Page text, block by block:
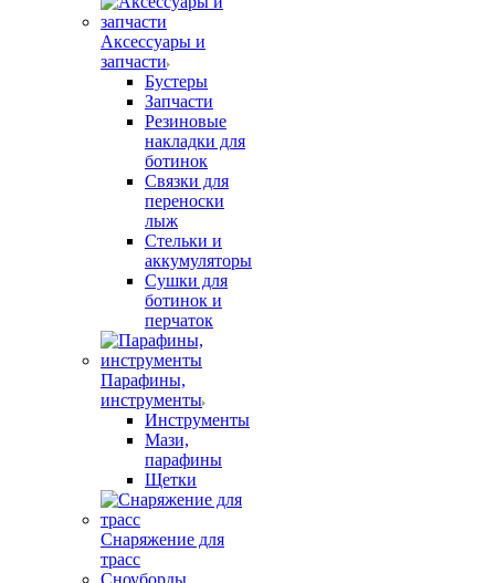
Аксессуары и
запчасти
Бустеры
Запчасти
Резиновые
накладки для
ботинок
Связки для
переноски
лыж
Стельки и
аккумуляторы
Сушки для
ботинок и
перчаток
Парафины,
инструменты
Инструменты
Мази,
парафины
Щетки
Снаряжение для
трасс
Сноуборды,